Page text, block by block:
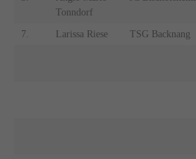
Tonndorf
7. Larissa Riese TSG Backnang